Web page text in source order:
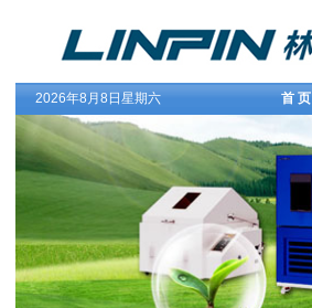
2026年8月8日星期六 首 页